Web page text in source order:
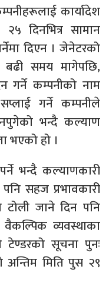
कार्यादेश
दिनभित्र सामान
दिएन । जेनेटरको
समय मागेपछि,
गर्ने कम्पनीको नाम
गर्ने कम्पनीले
भन्दै कल्याण
भएको हो ।
भन्दै कल्याणकारी
सहज प्रभावकारी
जाने दिन पनि
व्यवस्थाका
सूचना पुनः
अन्तिम मिति पुस २९